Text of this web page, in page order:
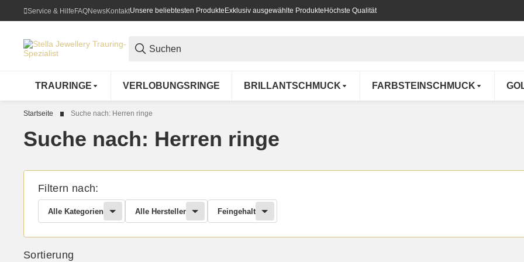
Service & HilfeFAQNewsKontaktUnsere beliebtesten Produkte Exklusiv ausgewählte Produkte Höchste Qualität
TRAURINGE VERLOBUNGSRINGE BRILLANTSCHMUCK FARBSTEINSCHMUCK
Startseite Suche nach: Herren ringe
Suche nach: Herren ringe
Filtern nach:
Alle Kategorien Alle Hersteller Feingehalt
Sortierung